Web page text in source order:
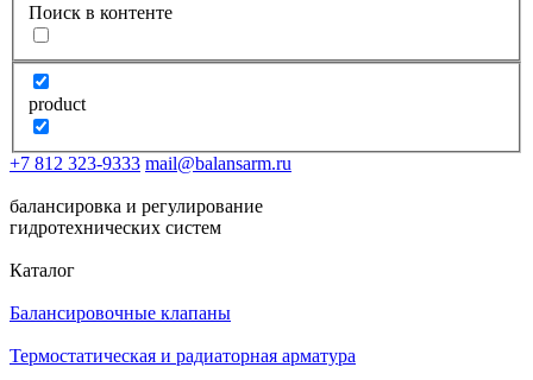
Поиск в контенте
product
+7 812 323-9333 mail@balansarm.ru
балансировка и регулирование
гидротехнических систем
Каталог
Балансировочные клапаны
Термостатическая и радиаторная арматура